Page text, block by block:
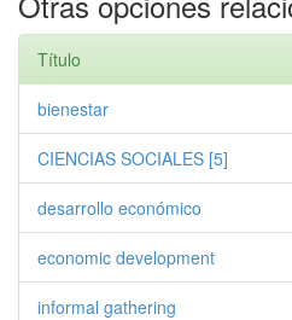
Título
bienestar
CIENCIAS SOCIALES [5]
desarrollo económico
economic development
informal gathering